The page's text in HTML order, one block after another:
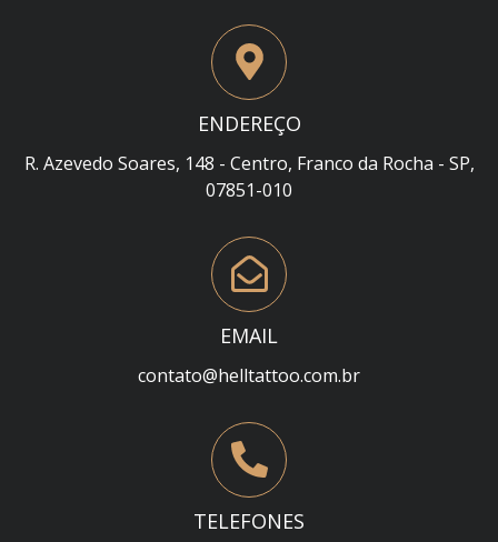
ENDEREÇO
R. Azevedo Soares, 148 - Centro, Franco da Rocha - SP,
07851-010
EMAIL
contato@helltattoo.com.br
TELEFONES